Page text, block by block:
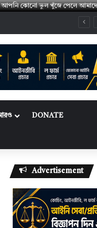
আপনি কোনো ভুল খুঁজে পেলে
DONATE
Advertisement